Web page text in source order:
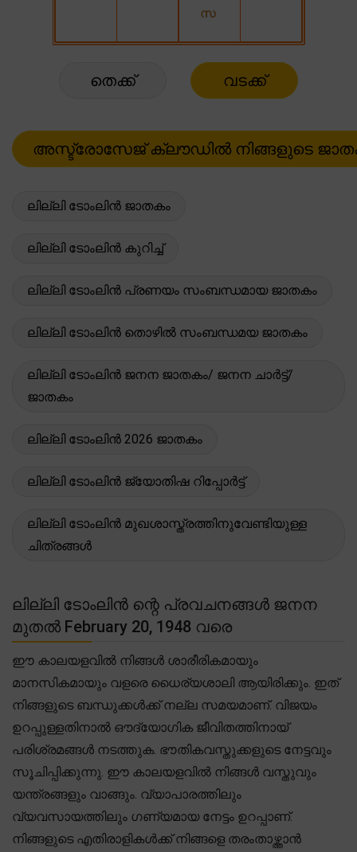
തെക്ക് വടക്ക്
ലില്ലി ടോംലിൻ ജാതകം
ലില്ലി ടോംലിൻ കുറിച്ച്
ലില്ലി ടോംലിൻ പ്രണയം സംബന്ധമായ ജാതകം
ലില്ലി ടോംലിൻ തൊഴിൽ സംബന്ധമയ ജാതകം
ലില്ലി ടോംലിൻ ജനന ജാതകം/ ജനന ചാർട്ട്/
ജാതകം
ലില്ലി ടോംലിൻ 2026 ജാതകം
ലില്ലി ടോംലിൻ ജ്യോതിഷ റിപ്പോർട്ട്
ലില്ലി ടോംലിൻ മുഖശാസ്ത്രത്തിനുവേണ്ടിയുള്ള
ചിത്രങ്ങൾ
ലില്ലി ടോംലിൻ ന്റെ പ്രവചനങ്ങൾ ജനന
മുതൽ February 20, 1948 വരെ
ഈ കാലയളവിൽ നിങ്ങൾ ശാരീരികമായും
മാനസികമായും വളരെ ധൈര്യശാലി ആയിരിക്കും. ഇത്
നിങ്ങളുടെ ബന്ധുക്കൾക്ക് നല്ല സമയമാണ്. വിജയം
ഉറപ്പുള്ളതിനാൽ ഔദ്യോഗിക ജീവിതത്തിനായ്
പരിശ്രമങ്ങൾ നടത്തുക. ഭൗതികവസ്തുക്കളുടെ നേട്ടവും
സൂചിപ്പിക്കുന്നു. ഈ കാലയളവിൽ നിങ്ങൾ വസ്തുവും
യന്ത്രങ്ങളും വാങ്ങും. വ്യാപാരത്തിലും
വ്യവസായത്തിലും ഗണ്യമായ നേട്ടം ഉറപ്പാണ്.
നിങ്ങളുടെ എതിരാളികൾക്ക് നിങ്ങളെ തരംതാഴ്ത്താൻ